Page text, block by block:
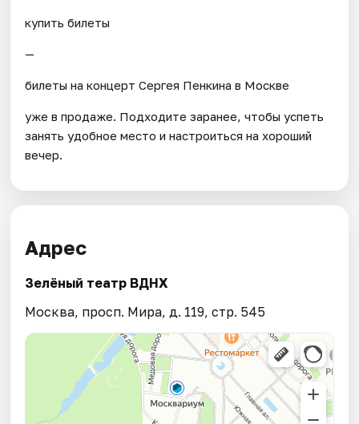
купить билеты
—
билеты на концерт Сергея Пенкина в Москве
уже в продаже. Подходите заранее, чтобы успеть
занять удобное место и настроиться на хороший
вечер.
Адрес
Зелёный театр ВДНХ
Москва, просп. Мира, д. 119, стр. 545